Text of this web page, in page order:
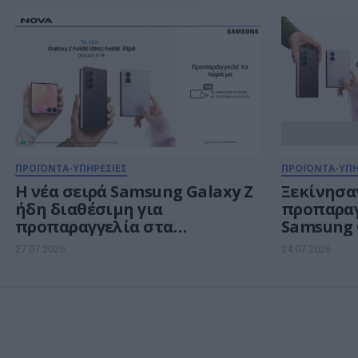
ΠΡΟΪΟΝΤΑ-ΥΠΗΡΕΣΙΕΣ
Η νέα σειρά Samsung Galaxy Ζ
ήδη διαθέσιμη για
προπαραγγελία στα
καταστήματα Nova και το
27.07.2026
ΠΡΟΪΟΝΤΑ-
και
24.07.2026